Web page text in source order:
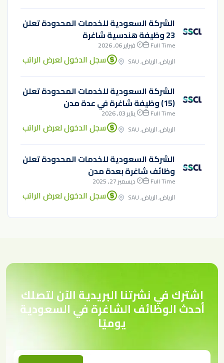
الشركة السعودية للخدمات المحدودة تعلن
23 وظيفة هندسية شاغرة
Full Time
فبراير 06, 2026
الرياض, الرياض, SAU
سجل الدخول لعرض الراتب
الشركة السعودية للخدمات المحدودة تعلن
(15) وظيفة شاغرة في عدة مدن
Full Time
يناير 03, 2026
الرياض, الرياض, SAU
سجل الدخول لعرض الراتب
الشركة السعودية للخدمات المحدودة تعلن
وظائف شاغرة بعدة مدن
Full Time
ديسمبر 27, 2025
الرياض, الرياض, SAU
سجل الدخول لعرض الراتب
اشترك في نشرتنا البريدية الآن لتصلك
أحدث الوظائف الشاغرة في السعودية
يوميًا